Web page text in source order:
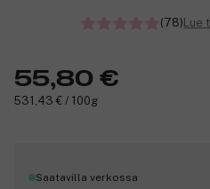
(78)Lue
55,80 €
531,43 € / 100g
Saatavilla verkossa